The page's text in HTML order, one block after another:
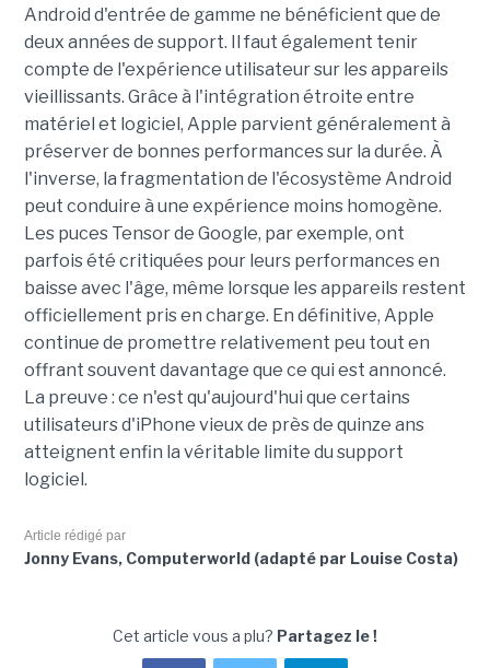
Android d'entrée de gamme ne bénéficient que de
deux années de support. Il faut également tenir
compte de l'expérience utilisateur sur les appareils
vieillissants. Grâce à l'intégration étroite entre
matériel et logiciel, Apple parvient généralement à
préserver de bonnes performances sur la durée. À
l'inverse, la fragmentation de l'écosystème Android
peut conduire à une expérience moins homogène.
Les puces Tensor de Google, par exemple, ont
parfois été critiquées pour leurs performances en
baisse avec l'âge, même lorsque les appareils restent
officiellement pris en charge. En définitive, Apple
continue de promettre relativement peu tout en
offrant souvent davantage que ce qui est annoncé.
La preuve : ce n'est qu'aujourd'hui que certains
utilisateurs d'iPhone vieux de près de quinze ans
atteignent enfin la véritable limite du support
logiciel.
Article rédigé par
Jonny Evans, Computerworld (adapté par Louise Costa)
Cet article vous a plu? Partagez le !